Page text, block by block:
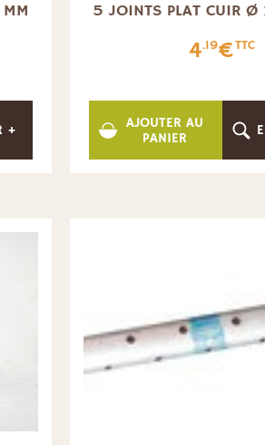
+
5 JOINTS PLAT CUIR
4.19€TTC
AJOUTER AU
PANIER